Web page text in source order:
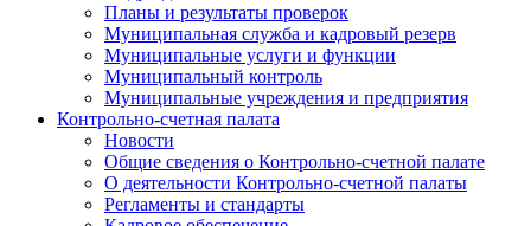
Планы и результаты проверок
Муниципальная служба и кадровый резерв
Муниципальные услуги и функции
Муниципальный контроль
Муниципальные учреждения и предприятия
Контрольно-счетная палата
Новости
Общие сведения о Контрольно-счетной палате
О деятельности Контрольно-счетной палаты
Регламенты и стандарты